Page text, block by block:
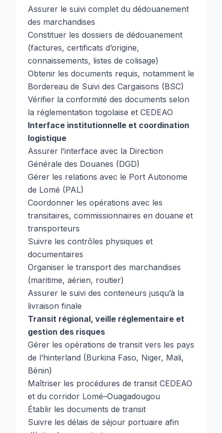
Assurer le suivi complet du dédouanement
des marchandises
Constituer les dossiers de dédouanement
(factures, certificats d’origine,
connaissements, listes de colisage)
Obtenir les documents requis, notamment le
Bordereau de Suivi des Cargaisons (BSC)
Vérifier la conformité des documents selon
la réglementation togolaise et CEDEAO
Interface institutionnelle et coordination
logistique
Assurer l’interface avec la Direction
Générale des Douanes (DGD)
Gérer les relations avec le Port Autonome
de Lomé (PAL)
Coordonner les opérations avec les
transitaires, commissionnaires en douane et
transporteurs
Suivre les contrôles physiques et
documentaires
Organiser le transport des marchandises
(maritime, aérien, routier)
Assurer le suivi des conteneurs jusqu’à la
livraison finale
Transit régional, veille réglementaire et
gestion des risques
Gérer les opérations de transit vers les pays
de l’hinterland (Burkina Faso, Niger, Mali,
Bénin)
Maîtriser les procédures de transit CEDEAO
et du corridor Lomé–Ouagadougou
Établir les documents de transit
Suivre les délais de séjour portuaire afin